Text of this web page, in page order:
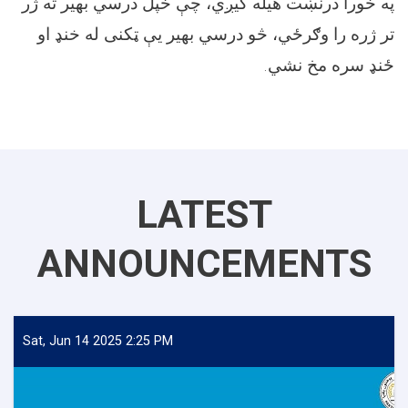
تر ژره را وګرځي، څو درسي بهیر یې ټکنی له خنډ او
ځنډ سره مخ نشي.
LATEST
ANNOUNCEMENTS
Sat, Jun 14 2025 2:25 PM